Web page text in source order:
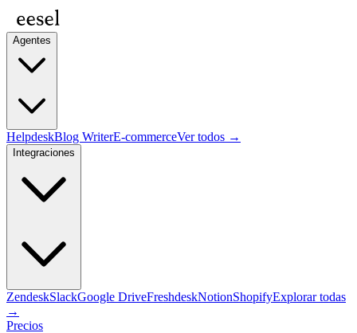
Agentes
HelpdeskBlog WriterE-commerceVer todos →
Integraciones
ZendeskSlackGoogle DriveFreshdeskNotionShopifyExplorar todas
→
Precios